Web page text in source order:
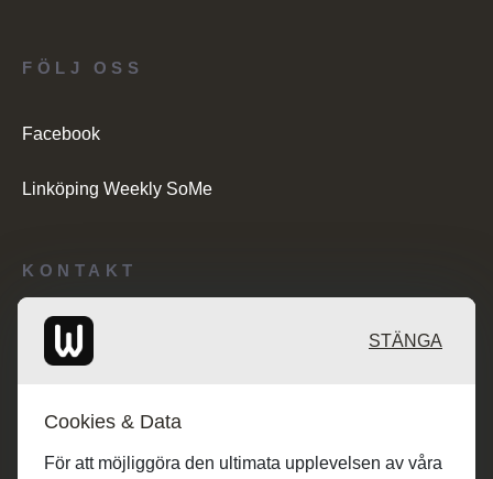
KONTAKT
Redaktionen: desk@maratongroup.com
FÖLJ OSS
Facebook
Linköping Weekly SoMe
STÄNGA
Cookies & Data
För att möjliggöra den ultimata upplevelsen av våra